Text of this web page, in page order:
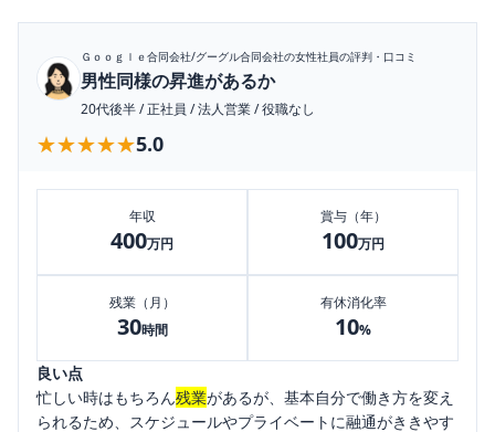
Ｇｏｏｇｌｅ合同会社/グーグル合同会社の女性社員の評判・口コミ
男性同様の昇進があるか
20代後半/正社員 /法人営業/役職なし
★★★★★
★★★★★5.0
年収
400万円
賞与（年）
100万円
残業（月）
30時間
有休消化率
10%
良い点
忙しい時はもちろん残業があるが、基本自分で働き方を変え
られるため、スケジュールやプライベートに融通がききやす